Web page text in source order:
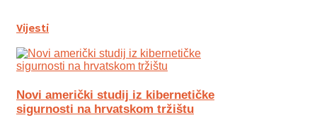
Vijesti
Novi američki studij iz kibernetičke
sigurnosti na hrvatskom tržištu